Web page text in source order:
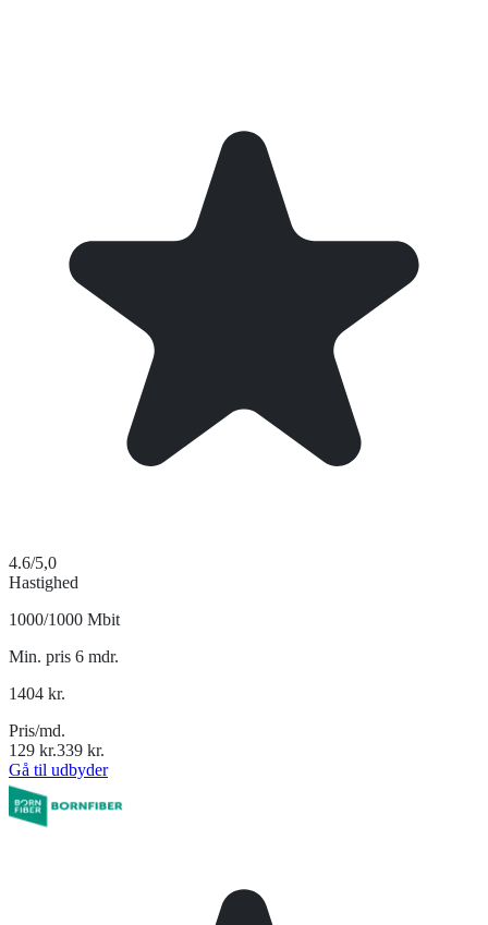
4.6/5,0
Hastighed
1000/1000 Mbit
Min. pris 6 mdr.
1404 kr.
Pris/md.
129 kr.339 kr.
Gå til udbyder